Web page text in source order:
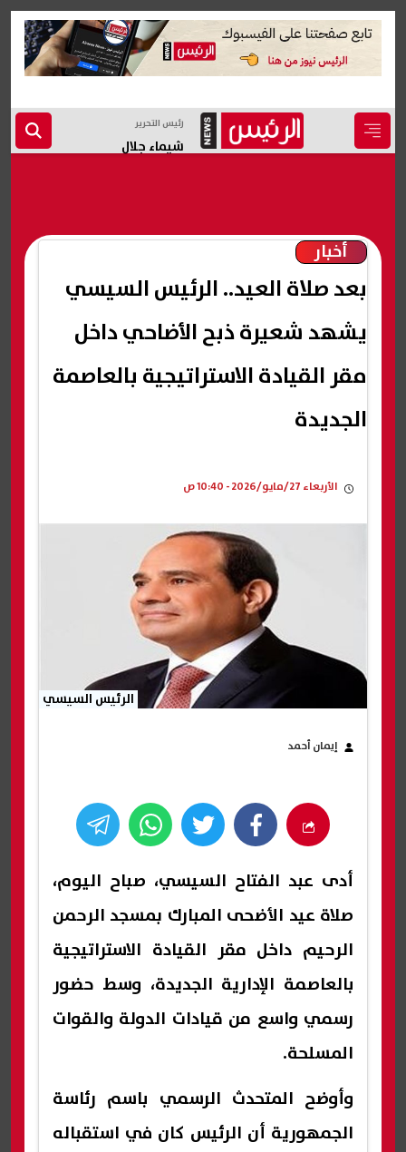
رئيس التحرير
شيماء جلال
أخبار
بعد صلاة العيد.. الرئيس السيسي
يشهد شعيرة ذبح الأضاحي داخل
مقر القيادة الاستراتيجية بالعاصمة
الجديدة
الأربعاء 27/مايو/2026 - 10:40 ص
الرئيس السيسي
إيمان أحمد
أدى عبد الفتاح السيسي، صباح اليوم،
صلاة عيد الأضحى المبارك بمسجد الرحمن
الرحيم داخل مقر القيادة الاستراتيجية
بالعاصمة الإدارية الجديدة، وسط حضور
رسمي واسع من قيادات الدولة والقوات
المسلحة.
وأوضح المتحدث الرسمي باسم رئاسة
الجمهورية أن الرئيس كان في استقباله